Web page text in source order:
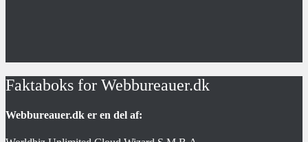
Faktaboks for Webbureauer.dk
Webbureauer.dk er en del af: